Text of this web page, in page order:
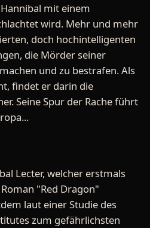
mit einem
wird. Mehr und mehr
doch hochintelligenten
die Mörder seiner
und zu bestrafen. Als
findet er darin die
Seine Spur der Rache führt
Lecter, welcher erstmals
"Red Dragon"
laut einer Studie des
zum gefährlichsten